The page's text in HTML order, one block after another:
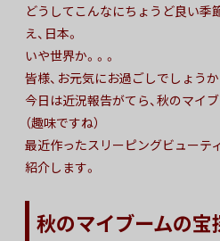
どうしてこんなにちょうど良い季
え、日本。
いや世界か。。。
皆様、お元気にお過ごしでしょうか
今日は近況報告がてら、秋のマイ
（趣味ですね）
最近作ったスリーピングビューテ
紹介します。
秋のマイブームの宝